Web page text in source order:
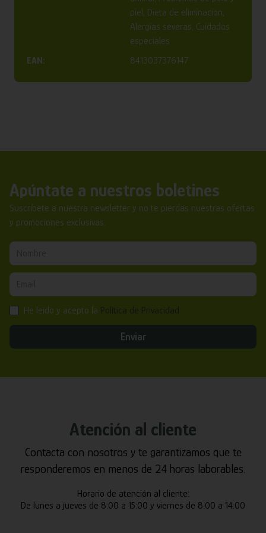
piel, Dieta de eliminación,
Alergias severas, Cuidados
especiales
EAN:
8413037376147
Apúntate a nuestros boletines
Suscríbete a nuestra newsletter y no te pierdas nuestras ofertas
y promociones exclusivas.
He leído y acepto la
Enviar
Atención al cliente
Contacta con nosotros y te garantizamos que te
responderemos en menos de 24 horas laborables.
Horario de atención al cliente:
De lunes a jueves de 8:00 a 15:00 y viernes de 8:00 a 14:00